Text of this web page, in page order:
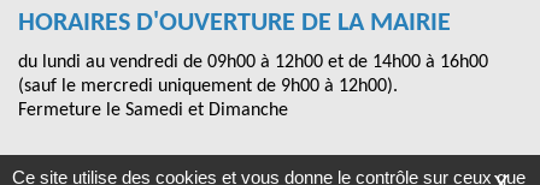
HORAIRES D'OUVERTURE DE LA MAIRIE
du lundi au vendredi de 09h00 à 12h00 et de 14h00 à 16h00
(sauf le mercredi uniquement de 9h00 à 12h00).
Fermeture le Samedi et Dimanche
Ce site utilise des cookies et vous donne le contrôle sur ceux que